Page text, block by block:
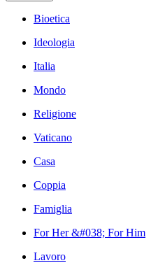
Bioetica
Ideologia
Italia
Mondo
Religione
Vaticano
Casa
Coppia
Famiglia
For Her &#038; For Him
Lavoro